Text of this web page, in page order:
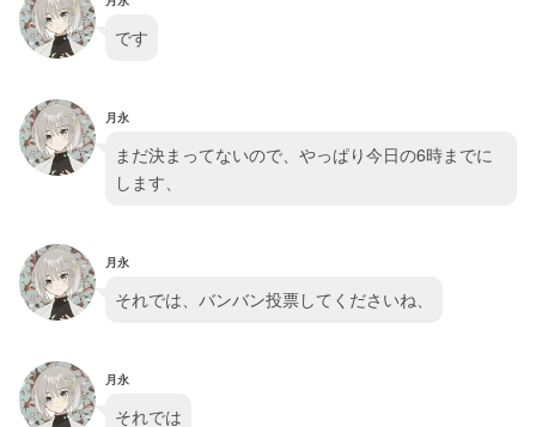
です
月永
まだ決まってないので、やっぱり今日の6時までに
します、
月永
それでは、バンバン投票してくださいね、
月永
それでは